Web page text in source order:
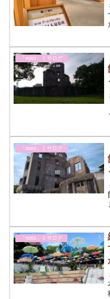
「noto」ミサログ
「noto」ミサログ
「noto」ミサログ